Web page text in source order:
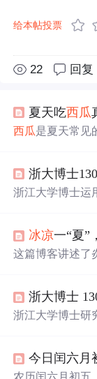
给本帖投票
22 回复
夏天吃西瓜
西瓜是夏天常见
要注意。西瓜的
是解暑秘方。
浙大博士
浙江大学博士运
提供更科学的挑
冰凉一“夏”
这篇博客讲述了
浙大博士
浙江大学博士研
吃瓜群众轻松挑